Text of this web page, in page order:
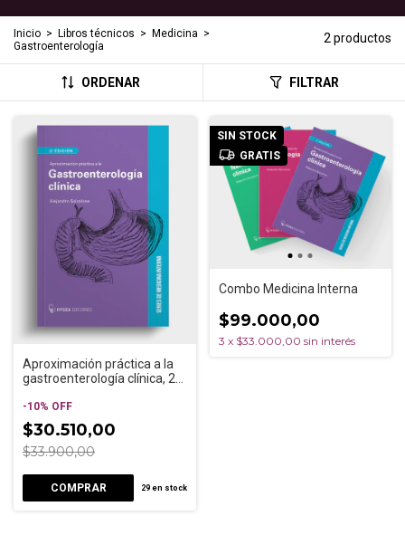
Inicio > Libros técnicos > Medicina >
Gastroenterología
2 productos
ORDENAR FILTRAR
Aproximación práctica a la
gastroenterología clínica, 2°
-10% OFF
$30.510,00
$33.900,00
29en stock
SIN STOCK
GRATIS
Combo Medicina Interna
$99.000,00
3 x $33.000,00 sin interés